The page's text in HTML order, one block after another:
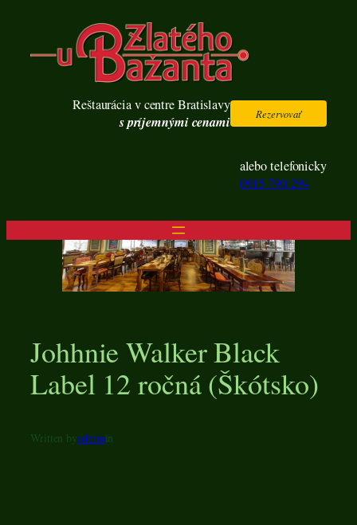
obsah
Reštaurácia v centre Bratislavy
s príjemnými cenami Rezervovať
alebo telefonicky
0915 790 294
Johhnie Walker Black
Label 12 ročná (Škótsko)
Written byadminin